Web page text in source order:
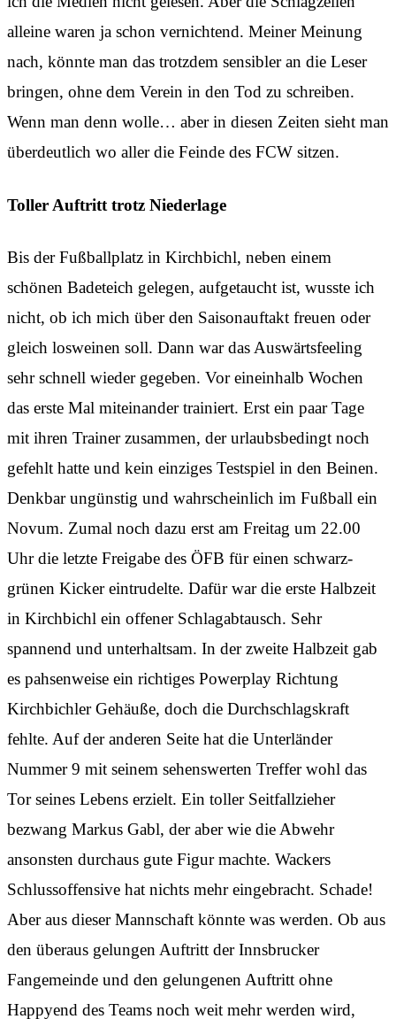
alleine waren ja schon vernichtend. Meiner Meinung
nach, könnte man das trotzdem sensibler an die Leser
bringen, ohne dem Verein in den Tod zu schreiben.
Wenn man denn wolle… aber in diesen Zeiten sieht man
überdeutlich wo aller die Feinde des FCW sitzen.
Toller Auftritt trotz Niederlage
Bis der Fußballplatz in Kirchbichl, neben einem
schönen Badeteich gelegen, aufgetaucht ist, wusste ich
nicht, ob ich mich über den Saisonauftakt freuen oder
gleich losweinen soll. Dann war das Auswärtsfeeling
sehr schnell wieder gegeben. Vor eineinhalb Wochen
das erste Mal miteinander trainiert. Erst ein paar Tage
mit ihren Trainer zusammen, der urlaubsbedingt noch
gefehlt hatte und kein einziges Testspiel in den Beinen.
Denkbar ungünstig und wahrscheinlich im Fußball ein
Novum. Zumal noch dazu erst am Freitag um 22.00
Uhr die letzte Freigabe des ÖFB für einen schwarz-
grünen Kicker eintrudelte. Dafür war die erste Halbzeit
in Kirchbichl ein offener Schlagabtausch. Sehr
spannend und unterhaltsam. In der zweite Halbzeit gab
es pahsenweise ein richtiges Powerplay Richtung
Kirchbichler Gehäuße, doch die Durchschlagskraft
fehlte. Auf der anderen Seite hat die Unterländer
Nummer 9 mit seinem sehenswerten Treffer wohl das
Tor seines Lebens erzielt. Ein toller Seitfallzieher
bezwang Markus Gabl, der aber wie die Abwehr
ansonsten durchaus gute Figur machte. Wackers
Schlussoffensive hat nichts mehr eingebracht. Schade!
Aber aus dieser Mannschaft könnte was werden. Ob aus
den überaus gelungen Auftritt der Innsbrucker
Fangemeinde und den gelungenen Auftritt ohne
Happyend des Teams noch weit mehr werden wird,